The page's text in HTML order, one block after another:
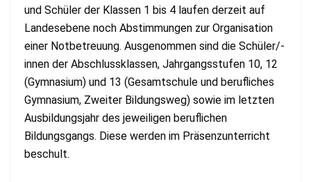
und Schüler der Klassen 1 bis 4 laufen derzeit auf
Landesebene noch Abstimmungen zur Organisation
einer Notbetreuung. Ausgenommen sind die Schüler/-
innen der Abschlussklassen, Jahrgangsstufen 10, 12
(Gymnasium) und 13 (Gesamtschule und berufliches
Gymnasium, Zweiter Bildungsweg) sowie im letzten
Ausbildungsjahr des jeweiligen beruflichen
Bildungsgangs. Diese werden im Präsenzunterricht
beschult.